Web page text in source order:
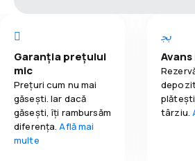
Garanția prețului
mic
Prețuri cum nu mai
găsești. Iar dacă
găseşti, îți rambursăm
diferența.Află mai
multe
târziu.